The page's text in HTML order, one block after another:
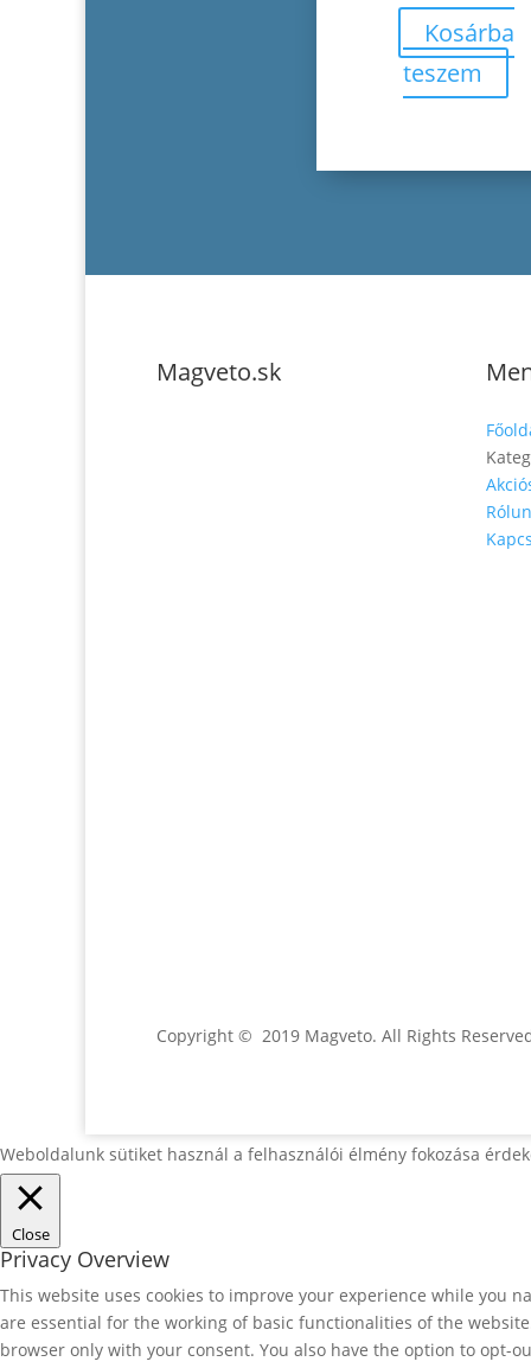
Kosárba
teszem
Magveto.sk
Copyright © 2019 Magveto. All Rights
Weboldalunk sütiket használ a felhasználói élmény fokozása
Close
Privacy Overview
This website uses cookies to improve your experience while you
are essential for the working of basic functionalities of the
browser only with your consent. You also have the option to opt-